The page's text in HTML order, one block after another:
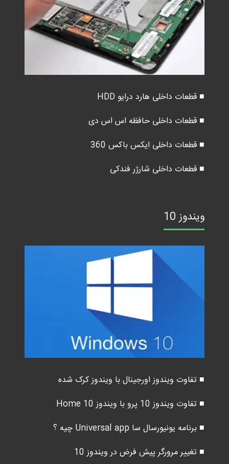
■ قطعات داخلی هارد درایو HDD
■ قطعات داخلی حافظه اس اس دی
■ قطعات داخلی ایکس باکس 360
■ قطعات داخلی شارژر فندکی
ویندوز 10
■ تفاوت ویندوز اورجینال با ویندوز کرک شده
■ تفاوت ویندوز 10 پرو با ویندوز 10 Home
■ برنامه یونیورسال سا Universal app چیه ؟
■ تغییر مرورگر پیش فرض در ویندوز 10